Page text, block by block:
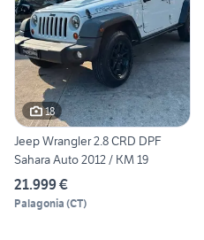
18
Jeep Wrangler 2.8 CRD DPF
Sahara Auto 2012 / KM 19
21.999 €
Palagonia (CT)